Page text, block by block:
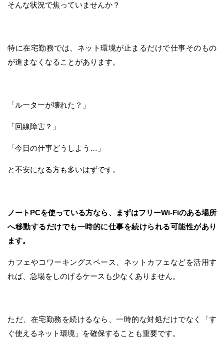
そんな状況で焦っていませんか？
特に在宅勤務では、ネット環境が止まるだけで仕事そのもの
が進まなくなることがあります。
「ルーターが壊れた？」
「回線障害？」
「今日の仕事どうしよう…」
と不安になる方も多いはずです。
ノートPCを使っている方なら、まずはフリーWi-Fiのある場所
へ移動するだけでも一時的に仕事を続けられる可能性があり
ます。
カフェやコワーキングスペース、ネットカフェなどを活用す
れば、急場をしのげるケースも少なくありません。
ただ、在宅勤務を続けるなら、一時的な対処だけでなく「す
ぐ使えるネット環境」を確保することも重要です。